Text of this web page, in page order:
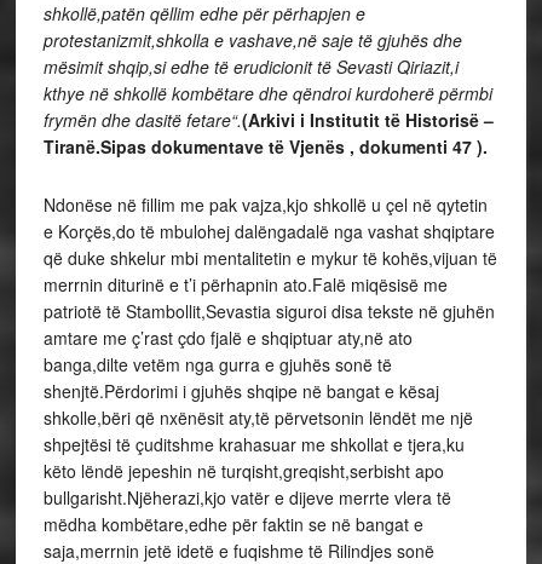
shkollë,patën qëllim edhe për përhapjen e
protestanizmit,shkolla e vashave,në saje të gjuhës dhe
mësimit shqip,si edhe të erudicionit të Sevasti Qiriazit,i
kthye në shkollë kombëtare dhe qëndroi kurdoherë përmbi
frymën dhe dasitë fetare“.(Arkivi i Institutit të Historisë –
Tiranë.Sipas dokumentave të Vjenës , dokumenti 47 ).
Ndonëse në fillim me pak vajza,kjo shkollë u çel në qytetin
e Korçës,do të mbulohej dalëngadalë nga vashat shqiptare
që duke shkelur mbi mentalitetin e mykur të kohës,vijuan të
merrnin diturinë e t’i përhapnin ato.Falë miqësisë me
patriotë të Stambollit,Sevastia siguroi disa tekste në gjuhën
amtare me ç’rast çdo fjalë e shqiptuar aty,në ato
banga,dilte vetëm nga gurra e gjuhës sonë të
shenjtë.Përdorimi i gjuhës shqipe në bangat e kësaj
shkolle,bëri që nxënësit aty,të përvetsonin lëndët me një
shpejtësi të çuditshme krahasuar me shkollat e tjera,ku
këto lëndë jepeshin në turqisht,greqisht,serbisht apo
bullgarisht.Njëherazi,kjo vatër e dijeve merrte vlera të
mëdha kombëtare,edhe për faktin se në bangat e
saja,merrnin jetë idetë e fuqishme të Rilindjes sonë